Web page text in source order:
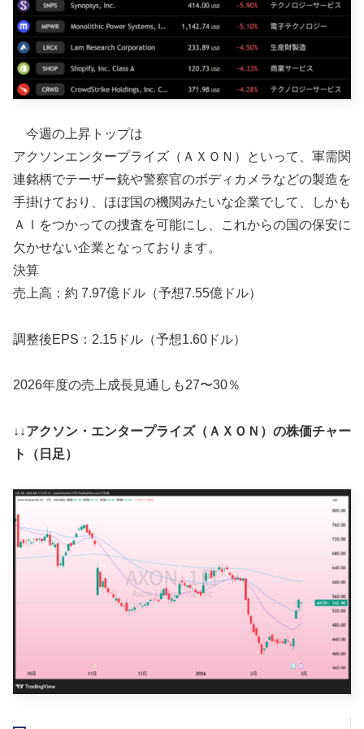
今週の上昇トップは
アクソンエンタープライズ（ＡＸＯＮ）といって、軍需関
連銘柄でテーザー銃や警察官のボディカメラなどの製造を
手掛けており、ほぼ国の機関みたいな企業でして、しかも
ＡＩをつかっての捜査を可能にし、これからの国の保安に
欠かせない企業となっております。
決算
売上高：約 7.97億ドル（予想7.55億ドル）
調整後EPS：2.15ドル（予想1.60ドル）
2026年度の売上成長見通しも27〜30％
↓↓アクソン・エンタープライズ（ＡＸＯＮ）の株価チャー
ト（日足）